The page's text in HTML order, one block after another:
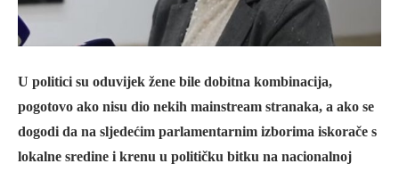
U politici su oduvijek žene bile dobitna kombinacija,
pogotovo ako nisu dio nekih mainstream stranaka, a ako se
dogodi da na sljedećim parlamentarnim izborima iskorače s
lokalne sredine i krenu u političku bitku na nacionalnoj